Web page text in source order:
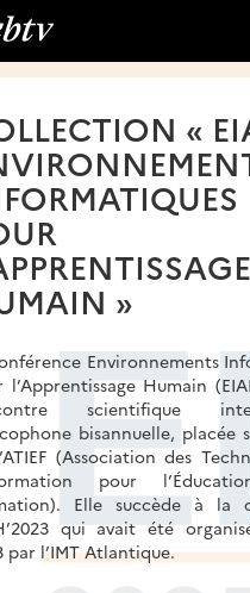
«
»
Environnements
l’Apprentissage Humain
scientifique
bisannuelle, placée
(Association des
pour
Elle succède à la
qui avait été
par l’IMT Atlantique.